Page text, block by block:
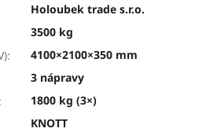
Holoubek trade s.r.o.
3500 kg
:
4100×2100×350 mm
3 nápravy
:
1800 kg (3×)
KNOTT